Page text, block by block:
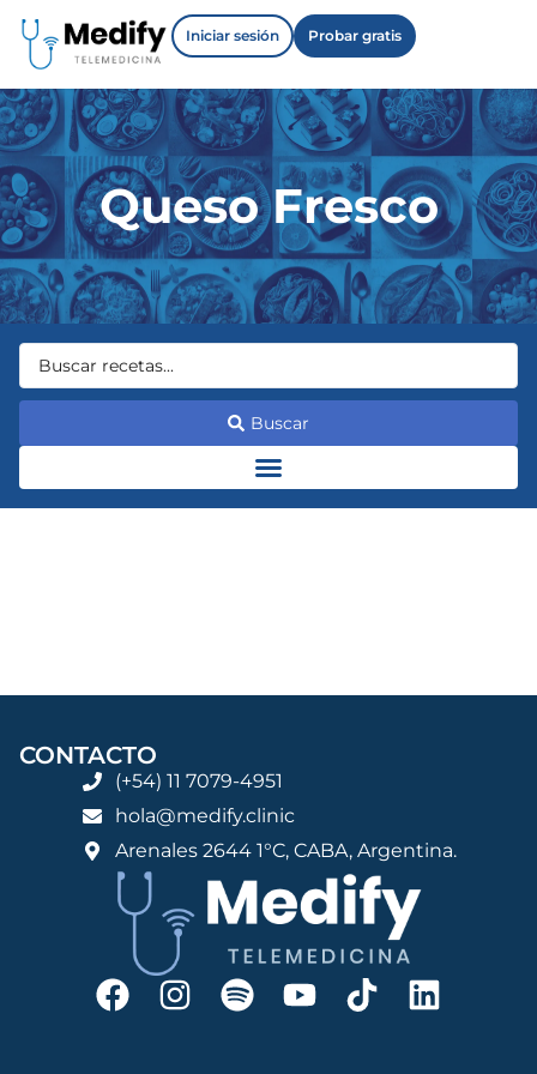
Iniciar sesión Probar gratis
Queso Fresco
Buscar
CONTACTO
(+54) 11 7079-4951
hola@medify.clinic
Arenales 2644 1°C, CABA, Argentina.